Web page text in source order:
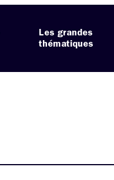
Les grandes
thématiques